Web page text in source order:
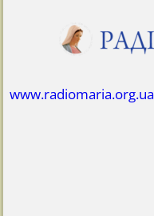
www.radiomaria.org.ua